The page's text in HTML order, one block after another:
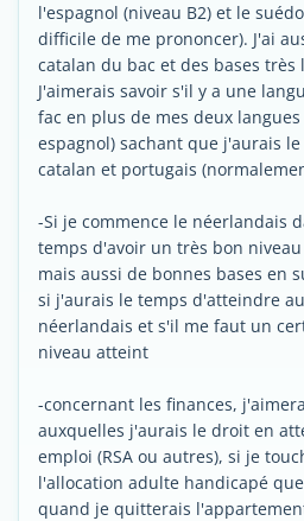
l'espagnol (niveau B2) et le
difficile de me prononcer). J'ai
catalan du bac et des bases
J'aimerais savoir s'il y a une
fac en plus de mes deux
espagnol) sachant que j'aurais
catalan et portugais
-Si je commence le néerlandais
temps d'avoir un très bon
mais aussi de bonnes bases en
si j'aurais le temps d'atteindre
néerlandais et s'il me faut un
niveau atteint
-concernant les finances,
auxquelles j'aurais le droit en
emploi (RSA ou autres), si je
l'allocation adulte handicapé
quand je quitterais